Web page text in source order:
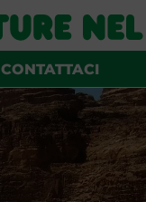
CONTATTACI